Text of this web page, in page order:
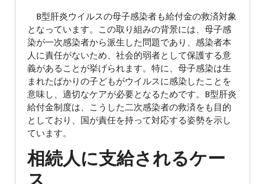
B型肝炎ウイルスの母子感染者も給付金の救済対象
となっています。この取り組みの背景には、母子感
染が一次感染者から派生した問題であり、感染者本
人に責任がないため、社会的弱者として保護する意
義があることが挙げられます。特に、母子感染は生
まれたばかりの子どもがウイルスに感染したことを
意味し、適切なケアが必要となるためです。B型肝炎
給付金制度は、こうした二次感染者の救済をも目的
としており、国が責任を持って対応する姿勢を示し
ています。
相続人に支給されるケー